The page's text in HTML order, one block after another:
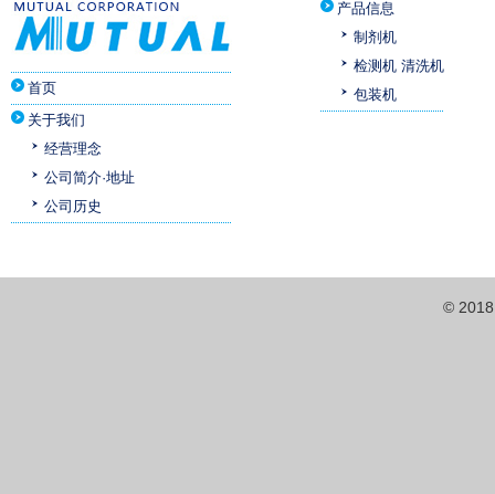
首页
关于我们
经营理念
公司简介·地址
公司历史
产品信息
制剂机
检测机 清洗机
包装机
© 2018